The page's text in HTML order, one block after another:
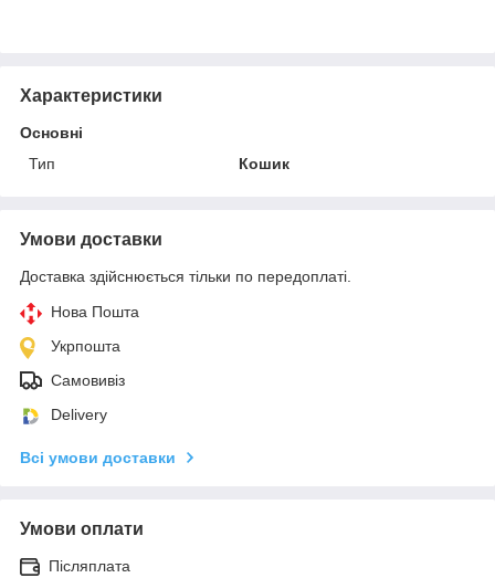
Характеристики
Основні
Тип
Кошик
Умови доставки
Доставка здійснюється тільки по передоплаті.
Нова Пошта
Укрпошта
Самовивіз
Delivery
Всі умови доставки
Умови оплати
Післяплата